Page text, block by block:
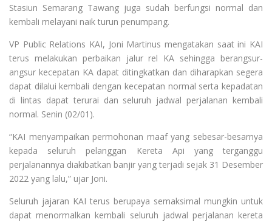
Stasiun Semarang Tawang juga sudah berfungsi normal dan
kembali melayani naik turun penumpang.
VP Public Relations KAI, Joni Martinus mengatakan saat ini KAI
terus melakukan perbaikan jalur rel KA sehingga berangsur-
angsur kecepatan KA dapat ditingkatkan dan diharapkan segera
dapat dilalui kembali dengan kecepatan normal serta kepadatan
di lintas dapat terurai dan seluruh jadwal perjalanan kembali
normal. Senin (02/01).
“KAI menyampaikan permohonan maaf yang sebesar-besarnya
kepada seluruh pelanggan Kereta Api yang terganggu
perjalanannya diakibatkan banjir yang terjadi sejak 31 Desember
2022 yang lalu,” ujar Joni.
Seluruh jajaran KAI terus berupaya semaksimal mungkin untuk
dapat menormalkan kembali seluruh jadwal perjalanan kereta